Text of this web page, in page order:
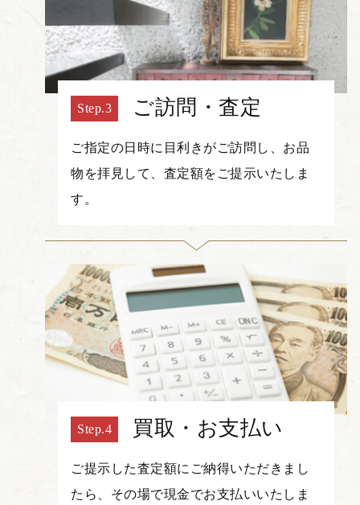
ご訪問・査定
ご指定の日時に目利きがご訪問し、お品
物を拝見して、査定額をご提示いたしま
す。
買取・お支払い
ご提示した査定額にご納得いただきまし
たら、その場で現金でお支払いいたしま